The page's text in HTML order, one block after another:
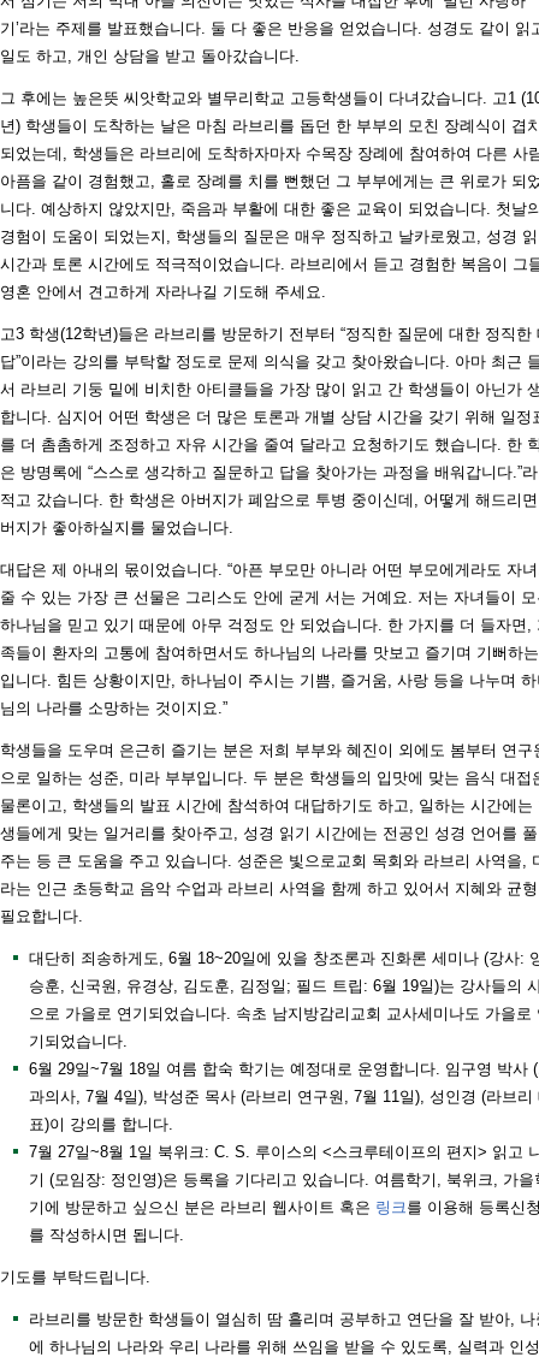
기’라는 주제를 발표했습니다. 둘 다 좋은 반응을 얻었습니다. 성경도 같이 읽
일도 하고, 개인 상담을 받고 돌아갔습니다.
그 후에는 높은뜻 씨앗학교와 별무리학교 고등학생들이 다녀갔습니다. 고1
년) 학생들이 도착하는 날은 마침 라브리를 돕던 한 부부의 모친 장례식이 겹
되었는데, 학생들은 라브리에 도착하자마자 수목장 장례에 참여하여 다른 사
아픔을 같이 경험했고, 홀로 장례를 치를 뻔했던 그 부부에게는 큰 위로가 되
니다. 예상하지 않았지만, 죽음과 부활에 대한 좋은 교육이 되었습니다. 첫날
경험이 도움이 되었는지, 학생들의 질문은 매우 정직하고 날카로웠고, 성경
시간과 토론 시간에도 적극적이었습니다. 라브리에서 듣고 경험한 복음이 그
영혼 안에서 견고하게 자라나길 기도해 주세요.
고3 학생(12학년)들은 라브리를 방문하기 전부터 “정직한 질문에 대한 정직한
답”이라는 강의를 부탁할 정도로 문제 의식을 갖고 찾아왔습니다. 아마 최근
서 라브리 기둥 밑에 비치한 아티클들을 가장 많이 읽고 간 학생들이 아닌가
합니다. 심지어 어떤 학생은 더 많은 토론과 개별 상담 시간을 갖기 위해 일정
를 더 촘촘하게 조정하고 자유 시간을 줄여 달라고 요청하기도 했습니다. 한
은 방명록에 “스스로 생각하고 질문하고 답을 찾아가는 과정을 배워갑니다.”
적고 갔습니다. 한 학생은 아버지가 폐암으로 투병 중이신데, 어떻게 해드리
버지가 좋아하실지를 물었습니다.
대답은 제 아내의 몫이었습니다. “아픈 부모만 아니라 어떤 부모에게라도 자
줄 수 있는 가장 큰 선물은 그리스도 안에 굳게 서는 거예요. 저는 자녀들이
하나님을 믿고 있기 때문에 아무 걱정도 안 되었습니다. 한 가지를 더 들자면,
족들이 환자의 고통에 참여하면서도 하나님의 나라를 맛보고 즐기며 기뻐하
입니다. 힘든 상황이지만, 하나님이 주시는 기쁨, 즐거움, 사랑 등을 나누며
님의 나라를 소망하는 것이지요.”
학생들을 도우며 은근히 즐기는 분은 저희 부부와 혜진이 외에도 봄부터 연구
으로 일하는 성준, 미라 부부입니다. 두 분은 학생들의 입맛에 맞는 음식 대접
물론이고, 학생들의 발표 시간에 참석하여 대답하기도 하고, 일하는 시간에는
생들에게 맞는 일거리를 찾아주고, 성경 읽기 시간에는 전공인 성경 언어를
주는 등 큰 도움을 주고 있습니다. 성준은 빛으로교회 목회와 라브리 사역을,
라는 인근 초등학교 음악 수업과 라브리 사역을 함께 하고 있어서 지혜와 균
필요합니다.
대단히 죄송하게도, 6월 18~20일에 있을 창조론과 진화론 세미나 (강사:
승훈, 신국원, 유경상, 김도훈, 김정일; 필드 트립: 6월 19일)는 강사들의
으로 가을로 연기되었습니다. 속초 남지방감리교회 교사세미나도 가을로
기되었습니다.
6월 29일~7월 18일 여름 합숙 학기는 예정대로 운영합니다. 임구영 박사
과의사, 7월 4일), 박성준 목사 (라브리 연구원, 7월 11일), 성인경 (라브리
표)이 강의를 합니다.
7월 27일~8월 1일 북위크: C. S. 루이스의 <스크루테이프의 편지> 읽고
기 (모임장: 정인영)은 등록을 기다리고 있습니다. 여름학기, 북위크, 가을
기에 방문하고 싶으신 분은 라브리 웹사이트 혹은 링크 를 이용해 등록신
를 작성하시면 됩니다.
기도를 부탁드립니다.
라브리를 방문한 학생들이 열심히 땀 흘리며 공부하고 연단을 잘 받아, 나
에 하나님의 나라와 우리 나라를 위해 쓰임을 받을 수 있도록, 실력과 인